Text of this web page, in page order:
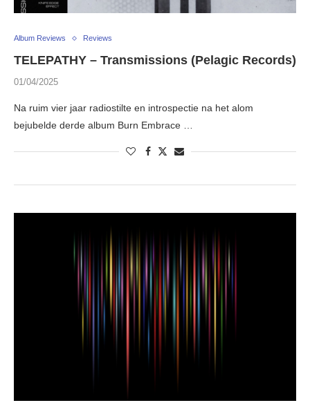
Album Reviews Reviews
TELEPATHY – Transmissions (Pelagic Records)
01/04/2025
Na ruim vier jaar radiostilte en introspectie na het alom
bejubelde derde album Burn Embrace …